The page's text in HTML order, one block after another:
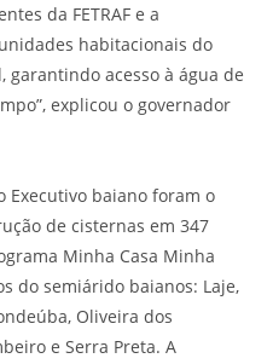
da FETRAF e a
habitacionais do
garantindo acesso à água de
explicou o governador
Executivo baiano foram o
de cisternas em 347
Minha Casa Minha
do semiárido baianos: Laje,
Oliveira dos
e Serra Preta. A